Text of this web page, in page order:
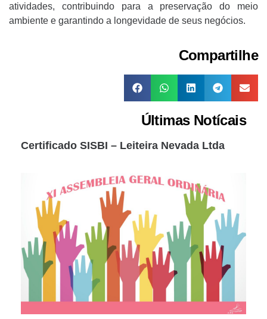
atividades, contribuindo para a preservação do meio
ambiente e garantindo a longevidade de seus negócios.
Compartilhe
Últimas Notícais
Certificado SISBI – Leiteira Nevada Ltda